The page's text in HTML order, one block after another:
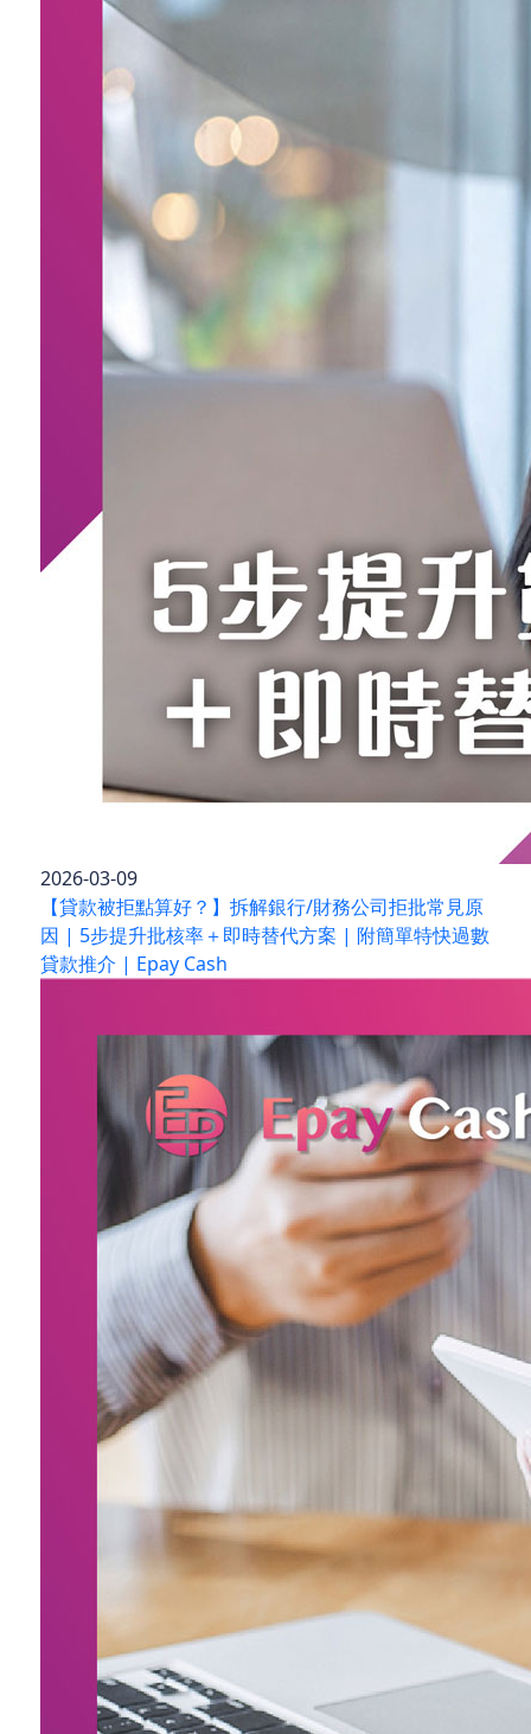
2026-03-09
【貸款被拒點算好？】拆解銀行/財務公司拒批常見原
因 | 5步提升批核率＋即時替代方案 | 附簡單特快過數
貸款推介 | Epay Cash